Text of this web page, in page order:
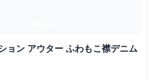
ョン アウター ふわもこ襟デニム